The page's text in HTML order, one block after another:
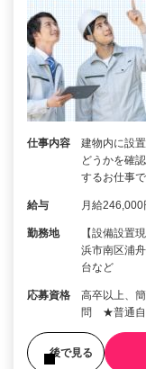
仕事内容
建物内に設
どうかを確
するお仕事
給与 月給
勤務地
【設備設置
浜市南区浦
台など
応募資格
高卒以上、
問 ★普通自
後で見る